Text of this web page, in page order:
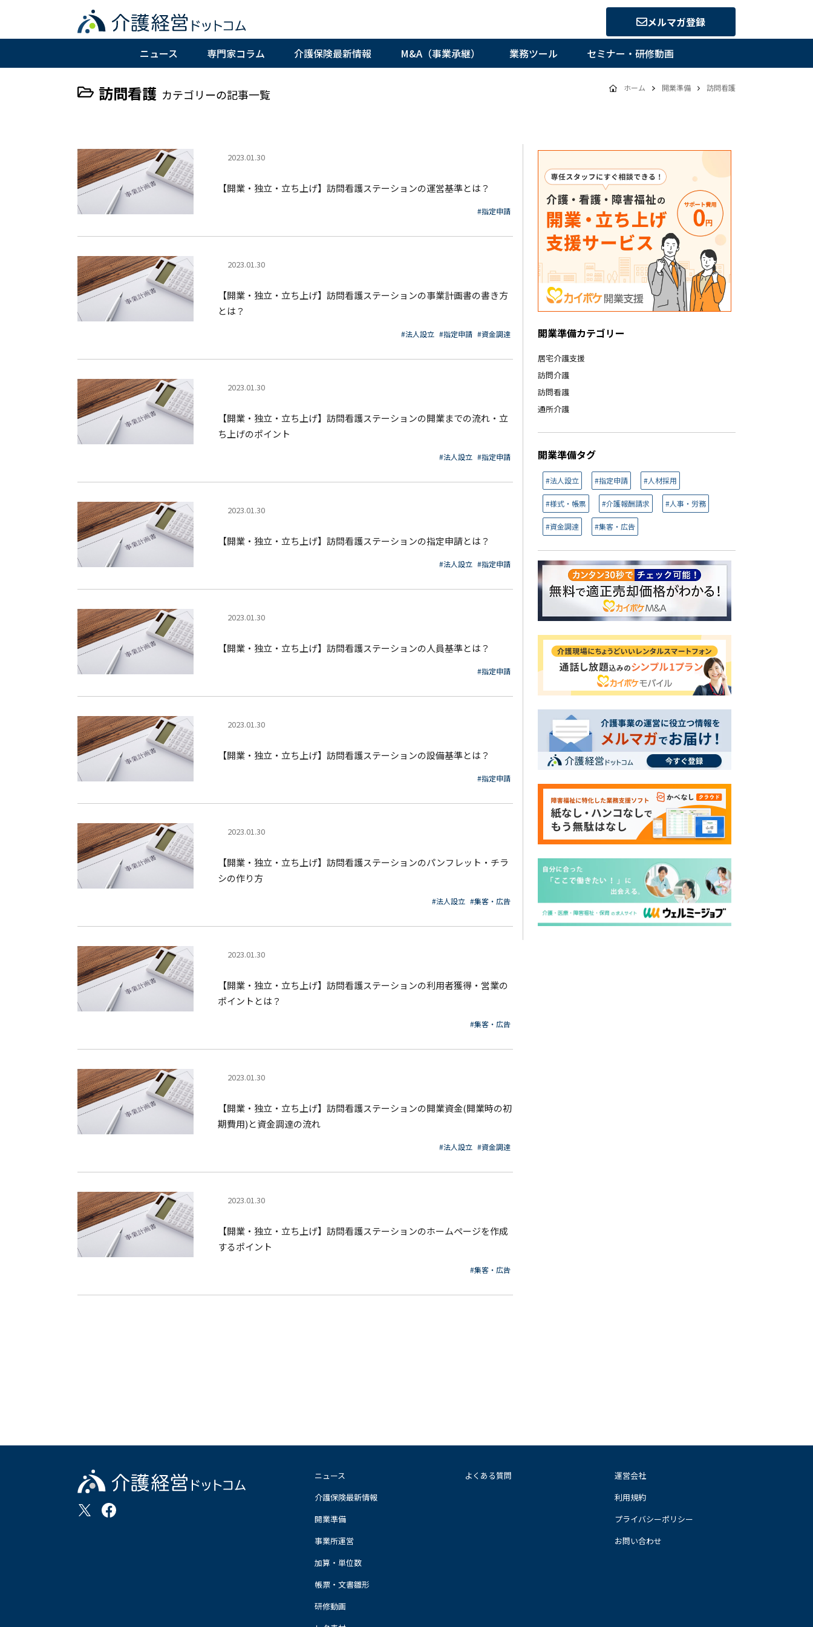
メルマガ登録
ニュース 専門家コラム 介護保険最新情報 M&A（事業承継） 業務ツール セミナー・研修動画
訪問看護 カテゴリーの記事一覧 ホーム 開業準備 訪問看護
2023.01.30
【開業・独立・立ち上げ】訪問看護ステーションの運営基準とは？
#指定申請
2023.01.30
【開業・独立・立ち上げ】訪問看護ステーションの事業計画書の書き方
とは？
#法人設立 #指定申請 #資金調達
2023.01.30
【開業・独立・立ち上げ】訪問看護ステーションの開業までの流れ・立
ち上げのポイント
#法人設立 #指定申請
2023.01.30
【開業・独立・立ち上げ】訪問看護ステーションの指定申請とは？
#法人設立 #指定申請
2023.01.30
【開業・独立・立ち上げ】訪問看護ステーションの人員基準とは？
#指定申請
2023.01.30
【開業・独立・立ち上げ】訪問看護ステーションの設備基準とは？
#指定申請
2023.01.30
【開業・独立・立ち上げ】訪問看護ステーションのパンフレット・チラ
シの作り方
#法人設立 #集客・広告
2023.01.30
【開業・独立・立ち上げ】訪問看護ステーションの利用者獲得・営業の
ポイントとは？
#集客・広告
2023.01.30
【開業・独立・立ち上げ】訪問看護ステーションの開業資金(開業時の初
期費用)と資金調達の流れ
#法人設立 #資金調達
2023.01.30
【開業・独立・立ち上げ】訪問看護ステーションのホームページを作成
するポイント
#集客・広告
開業準備カテゴリー
居宅介護支援
訪問介護
訪問看護
通所介護
開業準備タグ
#法人設立 #指定申請 #人材採用
#様式・帳票 #介護報酬請求 #人事・労務
#資金調達 #集客・広告
ニュース
介護保険最新情報
開業準備
事業所運営
加算・単位数
帳票・文書雛形
研修動画
よくある質問
運営会社
利用規約
プライバシーポリシー
お問い合わせ